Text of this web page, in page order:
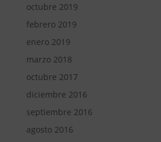
octubre 2019
febrero 2019
enero 2019
marzo 2018
octubre 2017
diciembre 2016
septiembre 2016
agosto 2016